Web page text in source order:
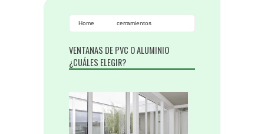
Home
cerramientos
tarragona
Rotura puente
Ventanas PVC
Ventanas de PVC
o Aluminio ¿Cuáles elegir?
VENTANAS DE PVC O ALUMINIO
¿CUÁLES ELEGIR?